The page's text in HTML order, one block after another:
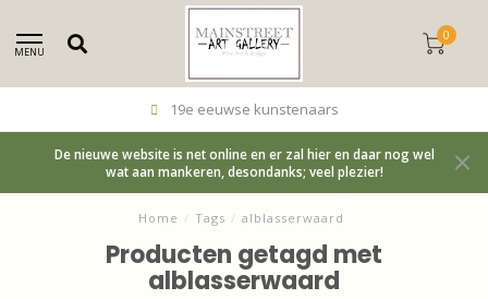
MENU
0
19e eeuwse kunstenaars
De nieuwe website is net online en er zal hier en daar nog wel
wat aan mankeren, desondanks; veel plezier!
Home / Tags / alblasserwaard
Producten getagd met
alblasserwaard